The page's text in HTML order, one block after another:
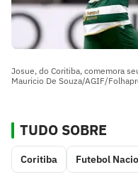
Josue, do Coritiba, comemora
Mauricio De Souza/AGIF/
TUDO SOBRE
Coritiba Futebol